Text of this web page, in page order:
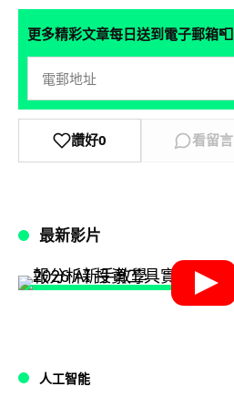
更多精彩文章每日送到電子郵箱📮
讚好0 看留言
最新影片
人工智能